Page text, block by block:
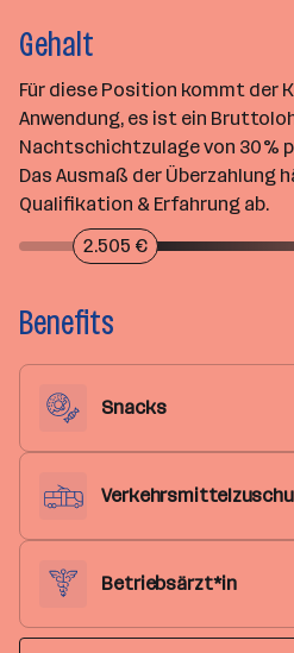
Gehalt
Für diese Position kommt der
Anwendung, es ist ein
Nachtschichtzulage von 30%
Das Ausmaß der Überzahlung
Qualifikation & Erfahrung ab.
2.505 €
Benefits
Snacks
Betriebsärzt*in